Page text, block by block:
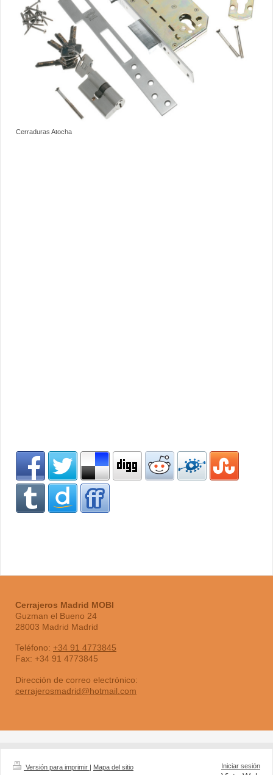
Cerraduras Atocha
Cerrajeros Madrid MOBI
Guzman el Bueno 24
28003 Madrid Madrid
Teléfono: +34 91 4773845
Fax: +34 91 4773845
Dirección de correo electrónico:
cerrajerosmadrid@hotmail.com
Versión para imprimir | Mapa del sitio
Iniciar sesión